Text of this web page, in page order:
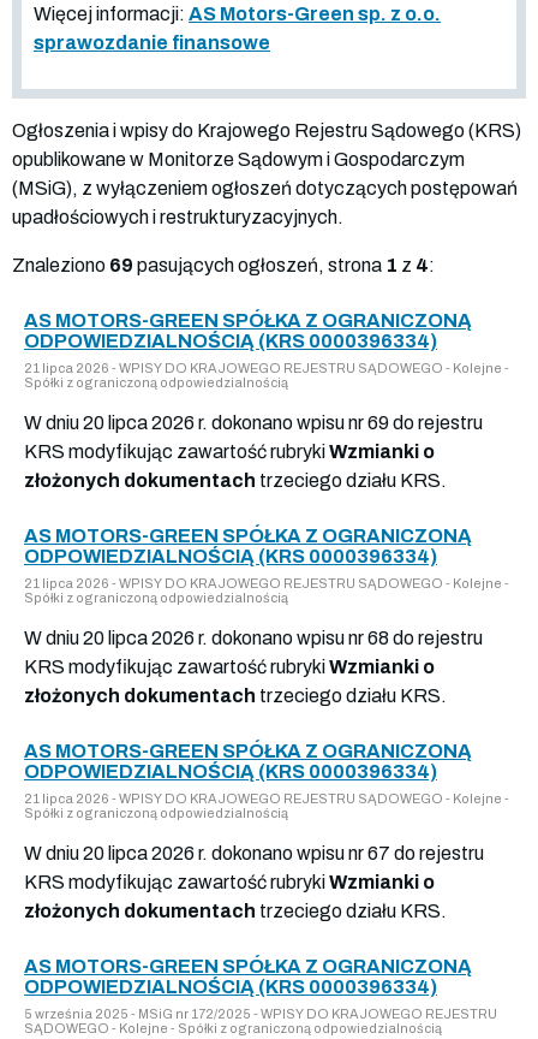
Więcej informacji: AS Motors-Green sp. z o.o.
sprawozdanie finansowe
Ogłoszenia i wpisy do Krajowego Rejestru Sądowego (KRS)
opublikowane w Monitorze Sądowym i Gospodarczym
(MSiG), z wyłączeniem ogłoszeń dotyczących postępowań
upadłościowych i restrukturyzacyjnych.
Znaleziono 69 pasujących ogłoszeń, strona 1 z 4:
AS MOTORS-GREEN SPÓŁKA Z OGRANICZONĄ
ODPOWIEDZIALNOŚCIĄ (KRS 0000396334)
21 lipca 2026 - WPISY DO KRAJOWEGO REJESTRU SĄDOWEGO - Kolejne -
Spółki z ograniczoną odpowiedzialnością
W dniu 20 lipca 2026 r. dokonano wpisu nr 69 do rejestru
KRS modyfikując zawartość rubrykiWzmianki o
złożonych dokumentach trzeciego działu KRS.
AS MOTORS-GREEN SPÓŁKA Z OGRANICZONĄ
ODPOWIEDZIALNOŚCIĄ (KRS 0000396334)
21 lipca 2026 - WPISY DO KRAJOWEGO REJESTRU SĄDOWEGO - Kolejne -
Spółki z ograniczoną odpowiedzialnością
W dniu 20 lipca 2026 r. dokonano wpisu nr 68 do rejestru
KRS modyfikując zawartość rubrykiWzmianki o
złożonych dokumentach trzeciego działu KRS.
AS MOTORS-GREEN SPÓŁKA Z OGRANICZONĄ
ODPOWIEDZIALNOŚCIĄ (KRS 0000396334)
21 lipca 2026 - WPISY DO KRAJOWEGO REJESTRU SĄDOWEGO - Kolejne -
Spółki z ograniczoną odpowiedzialnością
W dniu 20 lipca 2026 r. dokonano wpisu nr 67 do rejestru
KRS modyfikując zawartość rubrykiWzmianki o
złożonych dokumentach trzeciego działu KRS.
AS MOTORS-GREEN SPÓŁKA Z OGRANICZONĄ
ODPOWIEDZIALNOŚCIĄ (KRS 0000396334)
5 września 2025 - MSiG nr 172/2025 - WPISY DO KRAJOWEGO REJESTRU
SĄDOWEGO - Kolejne - Spółki z ograniczoną odpowiedzialnością